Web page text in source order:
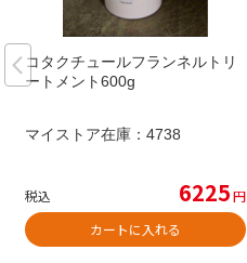
コタクチュールフランネルトリ
ートメント600g
マイストア在庫： 4738
税込 6225円
カートに入れる